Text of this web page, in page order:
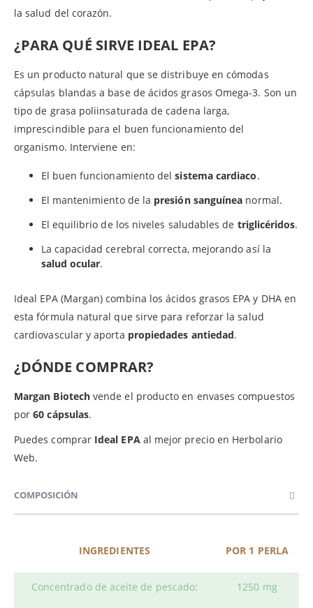
la salud del corazón.
¿PARA QUÉ SIRVE IDEAL EPA?
Es un producto natural que se distribuye en cómodas
cápsulas blandas a base de ácidos grasos Omega-3. Son un
tipo de grasa poliinsaturada de cadena larga,
imprescindible para el buen funcionamiento del
organismo. Interviene en:
El buen funcionamiento delsistema cardiaco.
El mantenimiento de la presión sanguínea normal.
El equilibrio de los niveles saludables de triglicéridos.
La capacidad cerebral correcta, mejorando así la
salud ocular.
Ideal EPA (Margan) combina los ácidos grasos EPA y DHA en
esta fórmula natural que sirve para reforzar la salud
cardiovascular y aporta propiedades antiedad.
¿DÓNDE COMPRAR?
Margan Biotechvende el producto en envases compuestos
por60 cápsulas.
Puedes comprar Ideal EPAal mejor precio en Herbolario
Web.
COMPOSICIÓN
INGREDIENTES POR 1 PERLA
Concentrado de aceite de pescado: 1250 mg